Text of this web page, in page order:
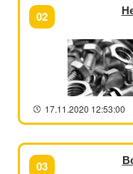
02
17.11.2020 12:53:00
03